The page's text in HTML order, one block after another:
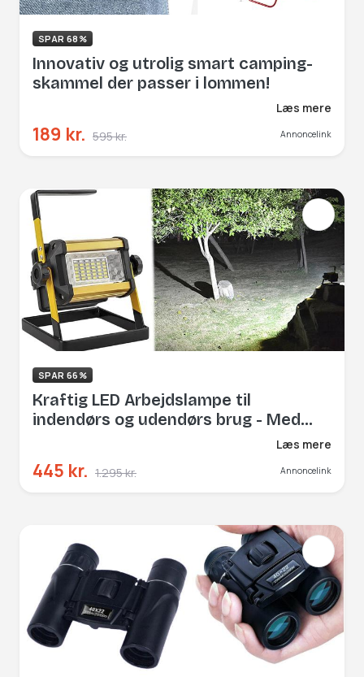
SPAR 68%
Innovativ og utrolig smart camping-
skammel der passer i lommen!
Læs mere
189 kr. 595 kr. Annoncelink
SPAR 66%
Kraftig LED Arbejdslampe til
indendørs og udendørs brug - Med
Læs mere
445 kr. 1.295 kr. Annoncelink